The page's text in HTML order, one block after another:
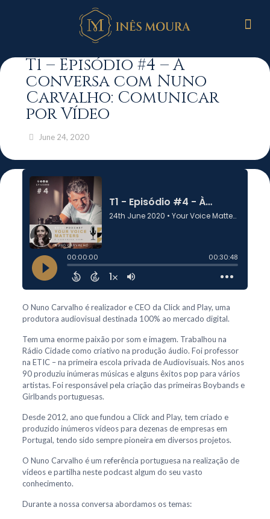
T1 – Episódio #4 – À
conversa com Nuno
Carvalho: Comunicar
por Vídeo
June 24, 2020
O Nuno Carvalho é realizador e CEO da Click and Play, uma
produtora audiovisual destinada 100% ao mercado digital.
Tem uma enorme paixão por som e imagem. Trabalhou na
Rádio Cidade como criativo na produção áudio. Foi professor
na ETIC – na primeira escola privada de Audiovisuais. Nos anos
90 produziu inúmeras músicas e alguns êxitos pop para vários
artistas. Foi responsável pela criação das primeiras Boybands e
Girlbands portuguesas.
Desde 2012, ano que fundou a Click and Play, tem criado e
produzido inúmeros vídeos para dezenas de empresas em
Portugal, tendo sido sempre pioneira em diversos projetos.
O Nuno Carvalho é um referência portuguesa na realização de
vídeos e partilha neste podcast algum do seu vasto
conhecimento.
Durante a nossa conversa abordamos os temas: